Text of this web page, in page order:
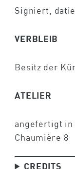
Signiert,
VERBLEIB
Besitz der
ATELIER
angefertigt in
Chaumière 8
CREDITS